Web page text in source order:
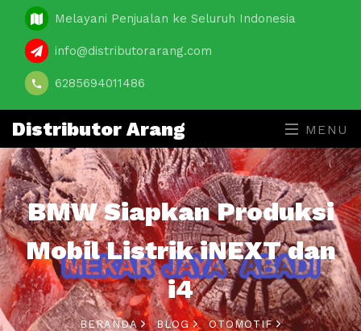
Melayani Penjualan ke Seluruh Indonesia
info@distributorarang.com
6285694011486
Distributor Arang MENU
BMW Siapkan Produksi
Mobil Listrik iNEXT dan
i4
BERANDA BLOG OTOMOTIF